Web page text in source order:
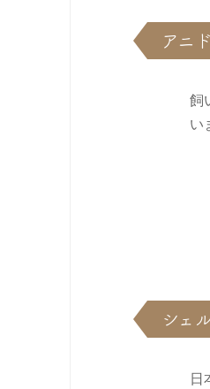
アニ
飼
い
シェ
日